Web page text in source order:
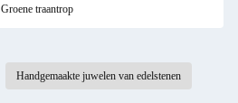
Groene traantrop
Handgemaakte juwelen van edelstenen